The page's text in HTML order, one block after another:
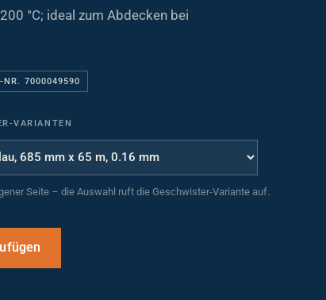
°C; ideal zum Abdecken bei
NR. 7000049590
Seite – die Auswahl ruft die Geschwister-Variante auf.